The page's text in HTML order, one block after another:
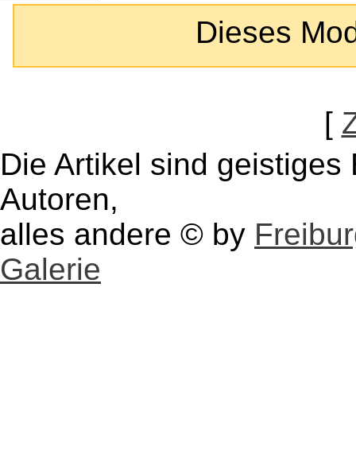
Dieses
[
Die Artikel sind
Autoren,
alles andere © by
Galerie